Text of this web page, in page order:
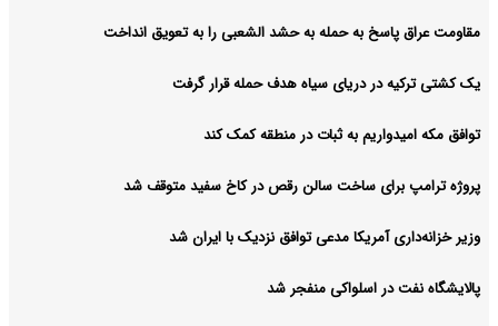
مقاومت عراق پاسخ به حمله به حشد الشعبی را به تعویق انداخت
یک کشتی ترکیه در دریای سیاه هدف حمله قرار گرفت
توافق مکه امیدواریم به ثبات در منطقه کمک کند
پروژه ترامپ برای ساخت سالن رقص در کاخ سفید متوقف شد
وزیر خزانه‌داری آمریکا مدعی توافق نزدیک با ایران شد
پالایشگاه نفت در اسلواکی منفجر شد